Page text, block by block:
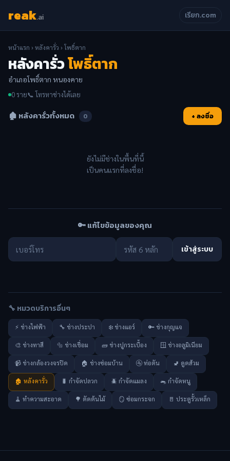
reak.ai เรียก.com
หน้าแรก ›หลังคารั่ว › โพธิ์ตาก
หลังคารั่วโพธิ์ตาก
อำเภอโพธิ์ตาก หนองคาย
0 ราย📞 โทรหาช่างได้เลย
🏚️ หลังคารั่วทั้งหมด 0 + ลงชื่อ
ยังไม่มีช่างในพื้นที่นี้
เป็นคนแรกที่ลงชื่อ!
🔑 แก้ไขข้อมูลของคุณ
เข้าสู่ระบบ
🔧 หมวดบริการอื่นๆ
⚡ ช่างไฟฟ้า 🔧 ช่างประปา ❄️ ช่างแอร์ 🔑 ช่างกุญแจ
🎨 ช่างทาสี 🔩 ช่างเชื่อม 🧱 ช่างปูกระเบื้อง 🪟 ช่างอลูมิเนียม
📹 ช่างกล้องวงจรปิด 🏠 ช่างซ่อมบ้าน 🚰 ท่อตัน 🚽 ดูดส้วม
🏚️ หลังคารั่ว 🐛 กำจัดปลวก 🪲 กำจัดแมลง 🐀 กำจัดหนู
🧹 ทำความสะอาด 🌳 ตัดต้นไม้ 🪞 ซ่อมกระจก 🚪 ประตูรั้วเหล็ก